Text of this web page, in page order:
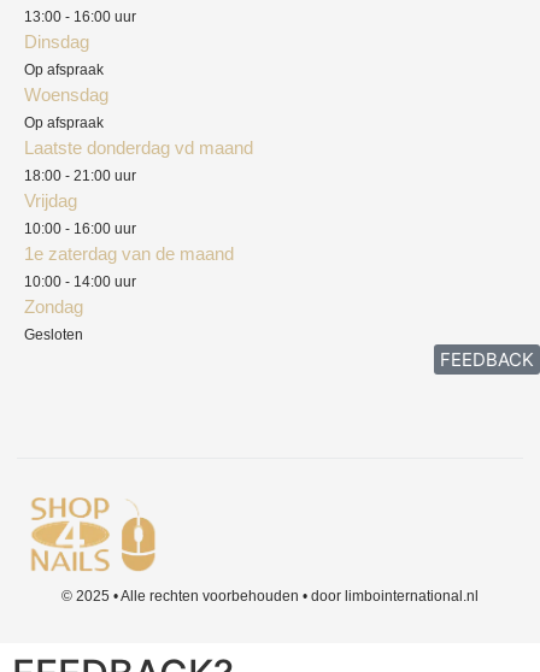
13:00 - 16:00 uur
Dinsdag
Op afspraak
Woensdag
Op afspraak
Laatste donderdag vd maand
18:00 - 21:00 uur
Vrijdag
10:00 - 16:00 uur
1e zaterdag van de maand
10:00 - 14:00 uur
Zondag
Gesloten
© 2025 • Alle rechten voorbehouden • door limbointernational.nl
FEEDBACK